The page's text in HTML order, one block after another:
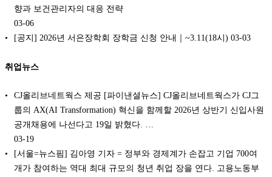
향과 보건관리자의 대응 전략
03-06
[공지] 2026년 서은장학회 장학금 신청 안내｜~3.11(18시) 03-03
취업뉴스
CJ올리브네트웍스 제공 [파이낸셜뉴스] CJ올리브네트웍스가 CJ그
룹의 AX(AI Transformation) 혁신을 함께할 2026년 상반기 신입사원
공개채용에 나선다고 19일 밝혔다. …
03-19
[서울=뉴스핌] 김아영 기자 = 정부와 경제계가 손잡고 기업 700여
개가 참여하는 역대 최대 규모의 청년 취업 장을 연다. 고용노동부